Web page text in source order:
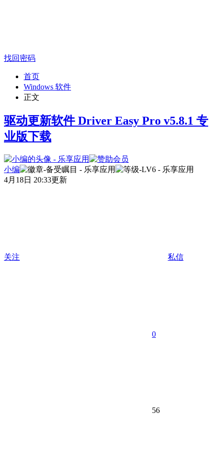
找回密码
首页
Windows 软件
正文
驱动更新软件 Driver Easy Pro v5.8.1 专
业版下载
小编
4月18日 20:33更新
关注 私信
0
56